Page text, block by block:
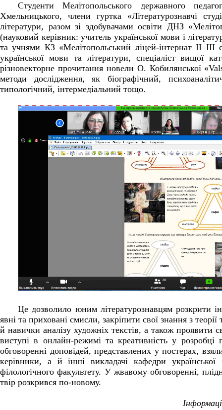
Студенти Мелітопольського державного
Хмельницького, члени гуртка «Літературознавчі
літератури, разом зі здобувачами освіти ДНЗ
(науковий керівник: учитель української мови і
та учнями КЗ «Мелітопольський ліцей-інтернат
української мови та літератури, спеціаліст вищої
різновекторне прочитання новели О. Кобилянської
методи дослідження, як біографічний,
типологічний, інтермедіальний тощо.
Це дозволило юним літературознавцям розкрити
явні та приховані смисли, закріпити свої знання з теорії
й навички аналізу художніх текстів, а також проявити
виступі в онлайн-режимі та креативність у розробці
обговоренні доповідей, представлених у постерах,
керівники, а й інші викладачі кафедри української
філологічного факультету. У жвавому обговоренні,
твір розкрився по-новому.